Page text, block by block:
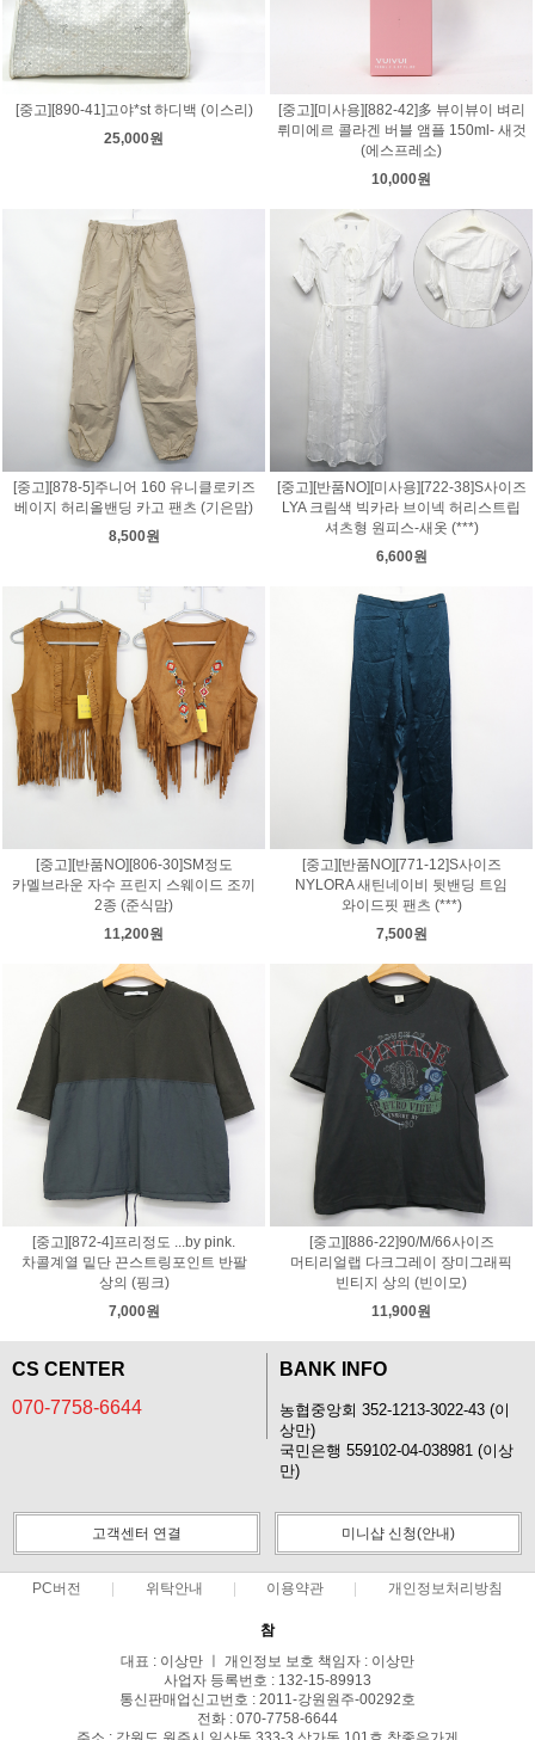
[중고][890-41]고야*st 하디백 (이스리)
25,000원
[중고][미사용][882-42]多 뷰이뷰이 벼리
뤼미에르 콜라겐 버블 앰플 150ml- 새것
(에스프레소)
10,000원
[중고][878-5]주니어 160 유니클로키즈
베이지 허리올밴딩 카고 팬츠 (기은맘)
8,500원
[중고][반품NO][미사용][722-38]S사이즈
LYA 크림색 빅카라 브이넥 허리스트립
셔츠형 원피스-새옷 (***)
6,600원
[중고][반품NO][806-30]SM정도
카멜브라운 자수 프린지 스웨이드 조끼
2종 (준식맘)
11,200원
[중고][반품NO][771-12]S사이즈
NYLORA 새틴네이비 뒷밴딩 트임
와이드핏 팬츠 (***)
7,500원
[중고][872-4]프리정도 ...by pink.
차콜계열 밑단 끈스트링포인트 반팔
상의 (핑크)
7,000원
[중고][886-22]90/M/66사이즈
머티리얼랩 다크그레이 장미그래픽
빈티지 상의 (빈이모)
11,900원
CS CENTER
070-7758-6644
BANK INFO
농협중앙회 352-1213-3022-43 (이
상만)
국민은행 559102-04-038981 (이상
만)
고객센터 연결 미니샵 신청(안내)
PC버전 위탁안내 이용약관 개인정보처리방침
참
대표 : 이상만 ㅣ 개인정보 보호 책임자 : 이상만
사업자 등록번호 : 132-15-89913
통신판매업신고번호 : 2011-강원원주-00292호
전화 : 070-7758-6644